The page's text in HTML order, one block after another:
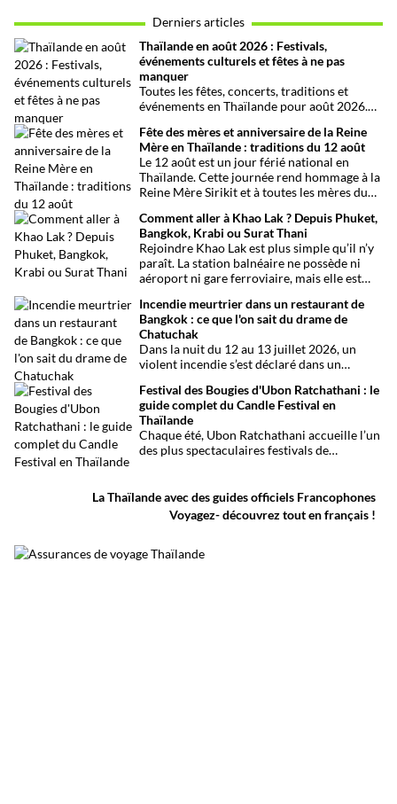
Derniers articles
Thaïlande en août 2026 : Festivals,
événements culturels et fêtes à ne pas
manquer
Toutes les fêtes, concerts, traditions et
événements en Thaïlande pour août 2026.
organiser son voyage.
Fête des mères et anniversaire de la Reine
Mère en Thaïlande : traditions du 12 août
Le 12 août est un jour férié national en
Thaïlande. Cette journée rend hommage à la
Reine Mère Sirikit et à toutes les mères du
traditions bouddhistes et festivités
populaires dans tout le royaume.
Comment aller à Khao Lak ? Depuis Phuket,
Bangkok, Krabi ou Surat Thani
Rejoindre Khao Lak est plus simple qu’il n’y
paraît. La station balnéaire ne possède ni
aéroport ni gare ferroviaire, mais elle est
international de Phuket, situé à un peu plus
d’une heure de route. Que vous arriviez de
Bangkok, Phuket, Krabi, Surat Thani ou de
Khao Sok, voici toutes les solutions pour
organiser votre trajet dans les meilleures
conditions.
Incendie meurtrier dans un restaurant de
Bangkok : ce que l'on sait du drame de
Chatuchak
Dans la nuit du 12 au 13 juillet 2026, un
violent incendie s’est déclaré dans un
de Chatuchak, à Bangkok. Le bilan
provisoire est particulièrement lourd avec
au moins 27 morts et plusieurs dizaines de
blessés.
Festival des Bougies d'Ubon Ratchathani : le
guide complet du Candle Festival en
Thaïlande
Chaque été, Ubon Ratchathani accueille l’un
des plus spectaculaires festivals de
traditionnelles et des musiques de l’Isan,
célébrant le début du carême bouddhique
dans une atmosphère aussi spirituelle que
La Thaïlande avec des guides officiels Francophones
Voyagez- découvrez tout en français !